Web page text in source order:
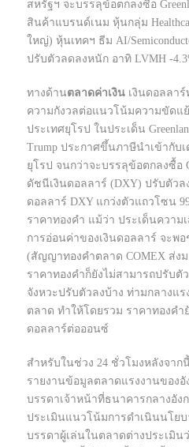
สหรัฐฯ จะบรรลุข้อตกลงซื้อ
สินค้าแบรนด์เนม หุ้นกลุ่ม
ใหญ่) หุ้นเทคฯ ธีม AI/
ปรับตัวลดลงหนัก อาทิ LVMH -
ทางด้านตลาดค่าเงิน เงินดอลลา
ความกังวลต่อแนวโน้มความขัดแ
ประเทศยุโรป ในประเด็น
Trump ประกาศขึ้นภาษีนำเข้ากับ
ยุโรป จนกว่าจะบรรลุข้อตกลงซื้อ
ดัชนีเงินดอลลาร์ (DXY) ปรับตัวล
ดอลลาร์ DXY แกว่งตัวแถวโซน
ราคาทองคำ แม้ว่า ประเด็นความ
การอ่อนค่าของเงินดอลลาร์ จะพ
(สัญญาทองคำตลาด COMEX ส่งม
ราคาทองคำก็ยังไม่สามารถปรับตั
จังหวะปรับตัวลงบ้าง ท่ามกลางแ
ตลาด ทำให้โดยรวม ราคาทองคำ
ดอลลาร์ต่อออนซ์
สำหรับในช่วง 24 ชั่วโมงหลังจา
รายงานข้อมูลตลาดแรงงานของอั
บรรดาเจ้าหน้าที่ธนาคารกลางอัง
ประเมินแนวโน้มการดำเนินนโยบ
บรรดาผู้เล่นในตลาดต่างประเมิน